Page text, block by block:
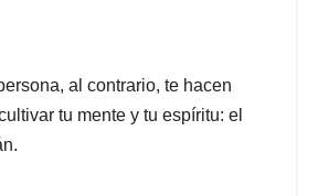
al contrario, te hacen
tu mente y tu espíritu: el